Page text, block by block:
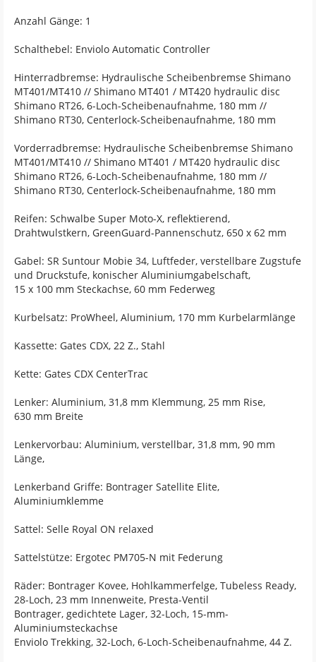
Anzahl Gänge: 1
Schalthebel: Enviolo Automatic Controller
Hinterradbremse: Hydraulische Scheibenbremse Shimano
MT401/MT410 // Shimano MT401 / MT420 hydraulic disc
Shimano RT26, 6-Loch-Scheibenaufnahme, 180 mm //
Shimano RT30, Centerlock-Scheibenaufnahme, 180 mm
Vorderradbremse: Hydraulische Scheibenbremse Shimano
MT401/MT410 // Shimano MT401 / MT420 hydraulic disc
Shimano RT26, 6-Loch-Scheibenaufnahme, 180 mm //
Shimano RT30, Centerlock-Scheibenaufnahme, 180 mm
Reifen: Schwalbe Super Moto-X, reflektierend,
Drahtwulstkern, GreenGuard-Pannenschutz, 650 x 62 mm
Gabel: SR Suntour Mobie 34, Luftfeder, verstellbare Zugstufe
und Druckstufe, konischer Aluminiumgabelschaft,
15 x 100 mm Steckachse, 60 mm Federweg
Kurbelsatz: ProWheel, Aluminium, 170 mm Kurbelarmlänge
Kassette: Gates CDX, 22 Z., Stahl
Kette: Gates CDX CenterTrac
Lenker: Aluminium, 31,8 mm Klemmung, 25 mm Rise,
630 mm Breite
Lenkervorbau: Aluminium, verstellbar, 31,8 mm, 90 mm
Länge,
Lenkerband Griffe: Bontrager Satellite Elite,
Aluminiumklemme
Sattel: Selle Royal ON relaxed
Sattelstütze: Ergotec PM705-N mit Federung
Räder: Bontrager Kovee, Hohlkammerfelge, Tubeless Ready,
28-Loch, 23 mm Innenweite, Presta-Ventil
Bontrager, gedichtete Lager, 32-Loch, 15-mm-
Aluminiumsteckachse
Enviolo Trekking, 32-Loch, 6-Loch-Scheibenaufnahme, 44 Z.